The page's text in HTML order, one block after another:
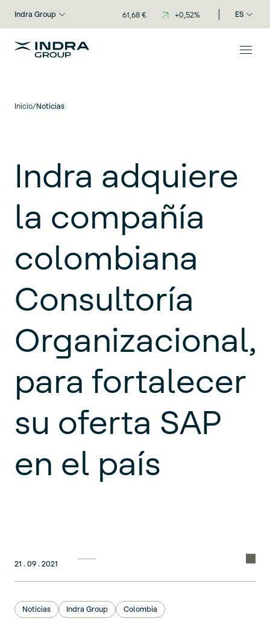
Indra Group ES
Inicio/Noticias
Indra adquiere
la compañía
colombiana
Consultoría
Organizacional,
para fortalecer
su oferta SAP
en el país
21 . 09 . 2021
Noticias Indra Group Colombia